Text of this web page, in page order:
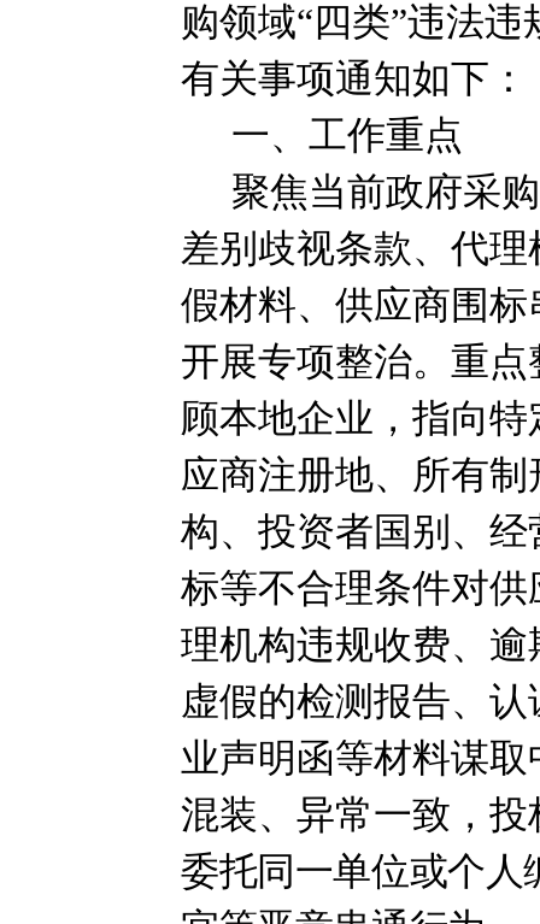
购领域“四类”违法
有关事项通知如下：
一、工作重点
聚焦当前政府采
差别歧视条款、代
假材料、供应商围标
开展专项整治。重
顾本地企业，指向
应商注册地、所有
构、投资者国别、
标等不合理条件对
理机构违规收费、
虚假的检测报告、
业声明函等材料谋
混装、异常一致，
委托同一单位或个人